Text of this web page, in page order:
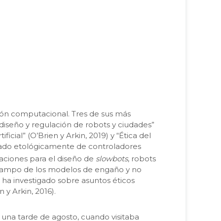
computacional. Tres de sus más
y regulación de robots y ciudades”
(O’Brien y Arkin, 2019) y “Ética del
etológicamente de controladores
para el diseño de slowbots, robots
de los modelos de engaño y no
ha investigado sobre asuntos éticos
Arkin, 2016).
tarde de agosto, cuando visitaba